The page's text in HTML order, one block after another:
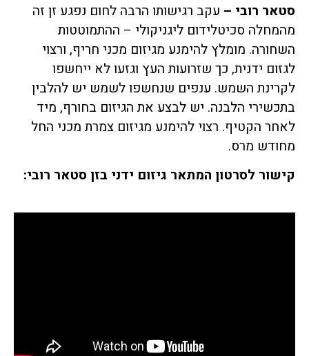
סטאר רובי – עקב רגישותו הרבה לחום נפגע זן זה
מהמחלה סכיטלידום ליגניקולי – ההתמוטטות
השחורה. מומלץ להימנע מגיזום מכני חריף, ורצוי
לגזום ידנית, כך שזרועות העץ וגזעו לא ייחשפו
לקרינת השמש. ענפים שנחשפו לשמש יש להלבין
בתכשירי הלבנה. יש לבצע את הגיזום בחורף, מיד
לאחר הקטיף. רצוי להימנע מגיזום צמרת מכני החל
מחודש מרס.
קישור לסרטון המתאר גיזום ידני בזן סטאר רובי: